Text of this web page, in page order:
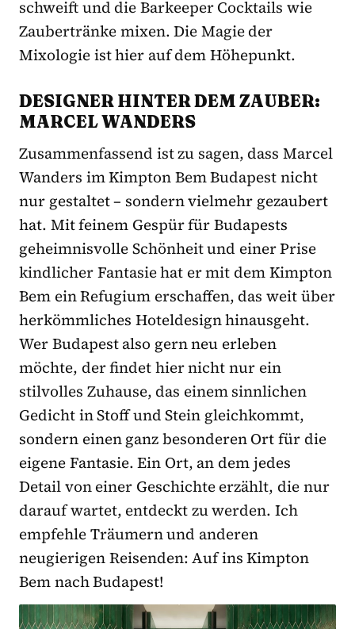
schweift und die Barkeeper Cocktails wie
Zaubertränke mixen. Die Magie der
Mixologie ist hier auf dem Höhepunkt.
DESIGNER HINTER DEM ZAUBER:
MARCEL WANDERS
Zusammenfassend ist zu sagen, dass Marcel
Wanders im Kimpton Bem Budapest nicht
nur gestaltet – sondern vielmehr gezaubert
hat. Mit feinem Gespür für Budapests
geheimnisvolle Schönheit und einer Prise
kindlicher Fantasie hat er mit dem Kimpton
Bem ein Refugium erschaffen, das weit über
herkömmliches Hoteldesign hinausgeht.
Wer Budapest also gern neu erleben
möchte, der findet hier nicht nur ein
stilvolles Zuhause, das einem sinnlichen
Gedicht in Stoff und Stein gleichkommt,
sondern einen ganz besonderen Ort für die
eigene Fantasie. Ein Ort, an dem jedes
Detail von einer Geschichte erzählt, die nur
darauf wartet, entdeckt zu werden. Ich
empfehle Träumern und anderen
neugierigen Reisenden: Auf ins Kimpton
Bem nach Budapest!